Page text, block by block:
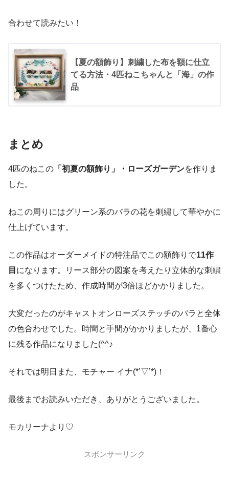
合わせて読みたい！
【夏の額飾り】刺繍した布を額に仕立
てる方法・4匹ねこちゃんと「海」の作
品
まとめ
4匹のねこの 「初夏の額飾り」・ローズガーデンを作りま
した。
ねこの周りにはグリーン系のバラの花を刺繡して華やかに
仕上げています。
この作品はオーダーメイドの特注品でこの額飾りで11作
目 になります。リース部分の図案を考えたり立体的な刺繍
を多くつけたため、作成時間が3倍ほどかかりました。
大変だったのがキャストオンローズステッチのバラと全体
の色合わせでした。時間と手間がかかりましたが、1番心
に残る作品になりました(^^♪
それでは明日また、モチャー イナ(*’▽’*)！
最後までお読みいただき、ありがとうございました。
モカリーナより♡
スポンサーリンク